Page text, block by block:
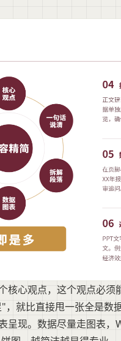
核心观点，这个观点必
就比直接甩一张全是数
现。数据尽量走图表，